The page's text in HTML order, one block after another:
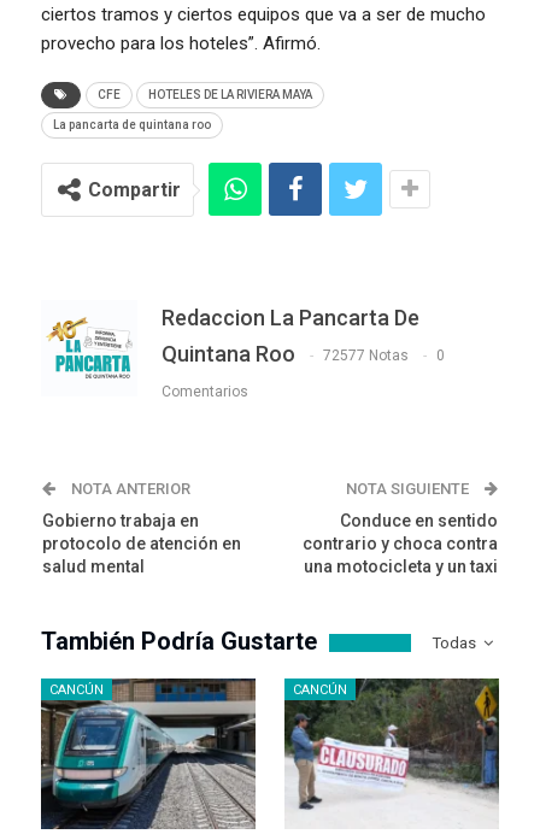
ciertos tramos y ciertos equipos que va a ser de mucho
provecho para los hoteles”. Afirmó.
CFE HOTELES DE LA RIVIERA MAYA
La pancarta de quintana roo
Compartir
Redaccion La Pancarta De
Quintana Roo
72577 Notas 0
Comentarios
NOTA ANTERIOR
Gobierno trabaja en
protocolo de atención en
salud mental
NOTA SIGUIENTE
Conduce en sentido
contrario y choca contra
una motocicleta y un taxi
Todas
También Podría Gustarte
CANCÚN CANCÚN